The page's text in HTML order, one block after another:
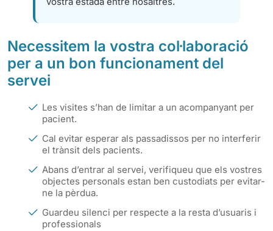
Necessitem la vostra col·laboració
per a un bon funcionament del
servei
Les visites s’han de limitar a un acompanyant per
pacient.
Cal evitar esperar als passadissos per no interferir
el trànsit dels pacients.
Abans d’entrar al servei, verifiqueu que els vostres
objectes personals estan ben custodiats per evitar-
ne la pèrdua.
Guardeu silenci per respecte a la resta d’usuaris i
professionals